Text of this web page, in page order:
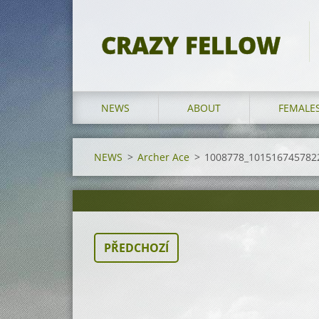
CRAZY FELLOW
NEWS ABOUT
NEWS > Archer Ace >
PŘEDCHOZÍ